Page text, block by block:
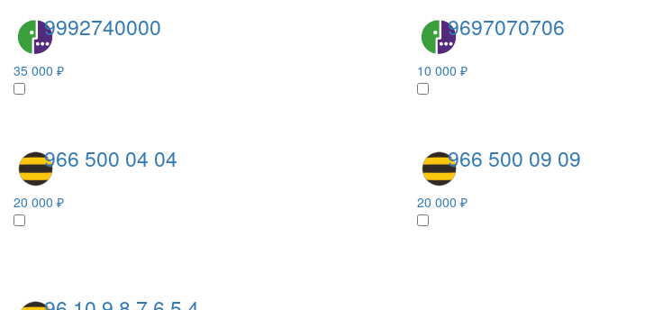
9992740000
35 000 ₽
9697070706
10 000 ₽
966 500 04 04
20 000 ₽
966 500 09 09
20 000 ₽